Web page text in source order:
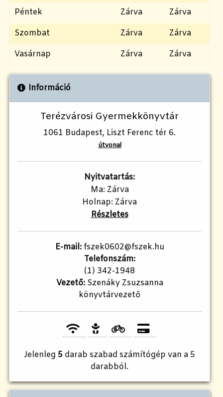
Péntek Zárva
Zárva
Szombat
Zárva
Zárva
Vasárnap
Zárva Zárva
Információ
Terézvárosi Gyermekkönyvtár
1061 Budapest, Liszt Ferenc tér 6.
útvonal
Nyitvatartás:
Ma: Zárva
Holnap: Zárva
Részletes
E-mail:fszek0602@fszek.hu
Telefonszám:
(1) 342-1948
Vezető:Szenáky Zsuzsanna
könyvtárvezető
Jelenleg 5 darab szabad számítógép van a 5
darabból.